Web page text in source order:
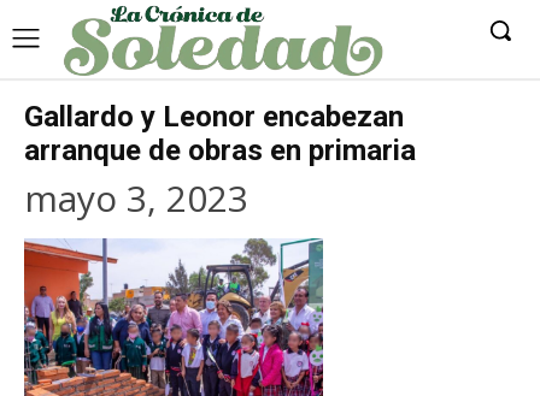
Gallardo y Leonor encabezan
arranque de obras en primaria
mayo 3, 2023